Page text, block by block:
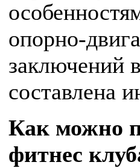
опорно-
заключений
составлена
Как можно
фитнес